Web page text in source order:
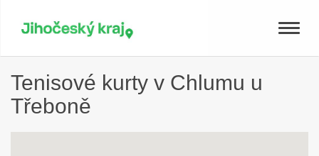
Toggle
Tenisové kurty v Chlumu u
Třeboně